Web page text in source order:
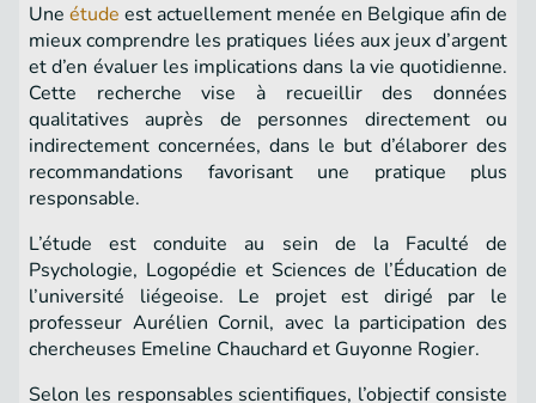
Une étude est actuellement menée en Belgique afin de
mieux comprendre les pratiques liées aux jeux d’argent
et d’en évaluer les implications dans la vie quotidienne.
Cette recherche vise à recueillir des données
qualitatives auprès de personnes directement ou
indirectement concernées, dans le but d’élaborer des
recommandations favorisant une pratique plus
responsable.
L’étude est conduite au sein de la Faculté de
Psychologie, Logopédie et Sciences de l’Éducation de
l’université liégeoise. Le projet est dirigé par le
professeur Aurélien Cornil, avec la participation des
chercheuses Emeline Chauchard et Guyonne Rogier.
Selon les responsables scientifiques, l’objectif consiste